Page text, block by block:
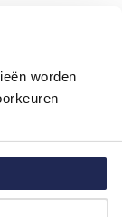
worden
verzorgd uit.
vocht snel
De
een fijne
contrasterende